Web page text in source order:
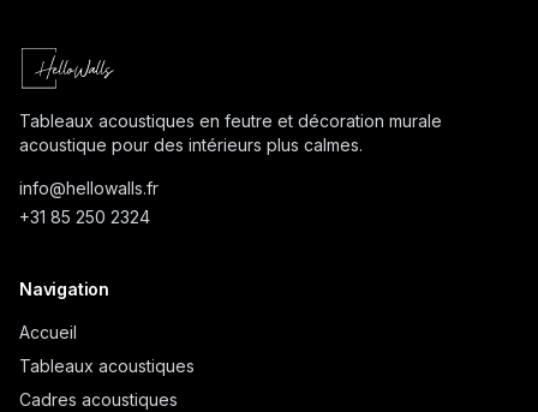
Tableaux acoustiques en feutre et décoration murale
acoustique pour des intérieurs plus calmes.
info@hellowalls.fr
+31 85 250 2324
Navigation
Accueil
Tableaux acoustiques
Cadres acoustiques